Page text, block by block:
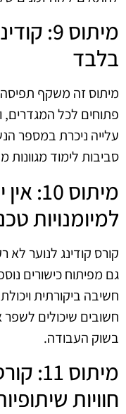
מיתוס
בלבד
מיתוס זה משקף תפיסה
פתוחים לכל המגדרים,
עלייה ניכרת במספר
סביבות לימוד מגוונות
מיתוס
למיומנויות
קורס קודינג לנוער לא
גם מפיתוח כישורים
חשיבה ביקורתית
חשובים שיכולים
בשוק העבודה.
חוויות